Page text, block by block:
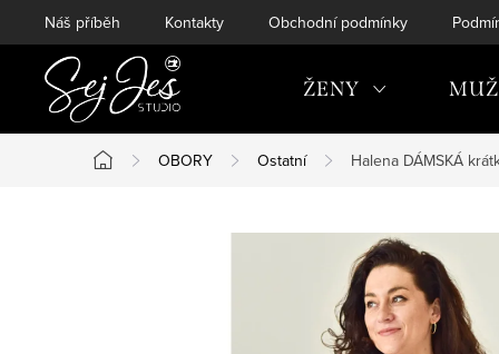
na
Náš příběh Kontakty Obchodní podmínky
ŽENY
Domů
OBORY Ostatní Halena DÁMSKÁ